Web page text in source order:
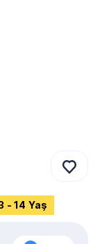
- 14 Yaş